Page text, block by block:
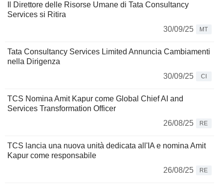
Il Direttore delle Risorse Umane di Tata Consultancy
Services si Ritira
30/09/25
MT
Tata Consultancy Services Limited Annuncia Cambiamenti
nella Dirigenza
30/09/25
CI
TCS Nomina Amit Kapur come Global Chief AI and
Services Transformation Officer
26/08/25
RE
TCS lancia una nuova unità dedicata all'IA e nomina Amit
Kapur come responsabile
26/08/25
RE